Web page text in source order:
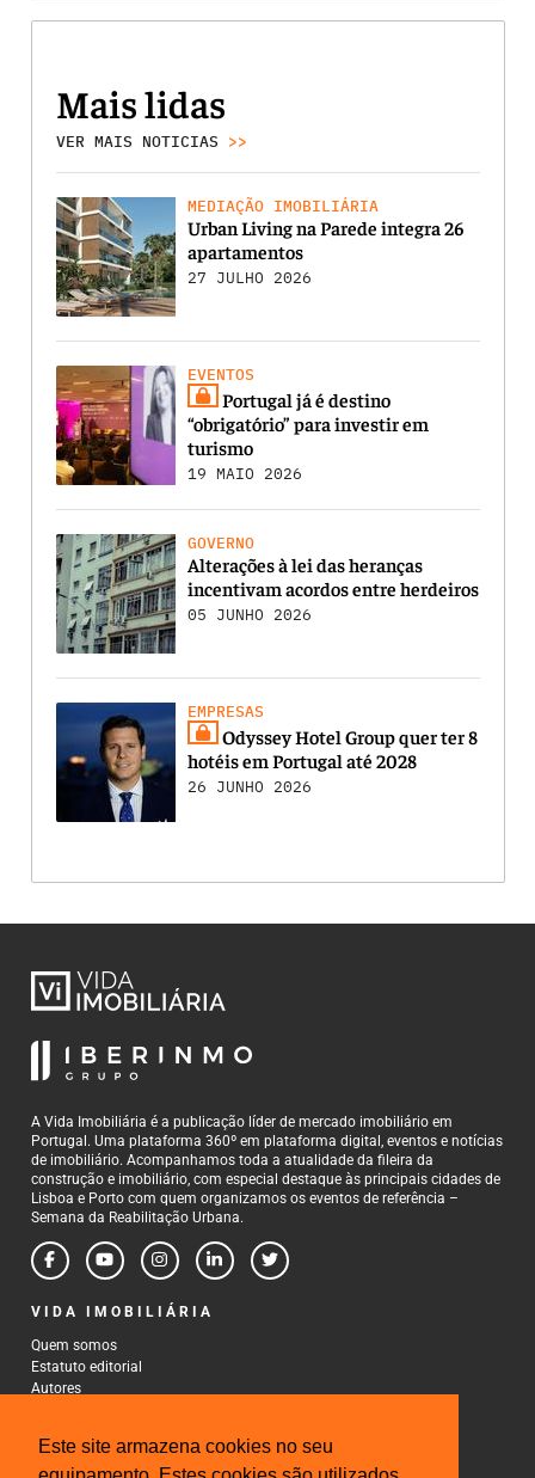
Este site armazena cookies no seu
Mais lidas
VER MAIS NOTICIAS >>
MEDIAÇÃO IMOBILIÁRIA
Urban Living na Parede integra 26
apartamentos
27 JULHO 2026
EVENTOS
Portugal já é destino
“obrigatório” para investir em
turismo
19 MAIO 2026
GOVERNO
Alterações à lei das heranças
incentivam acordos entre herdeiros
05 JUNHO 2026
EMPRESAS
Odyssey Hotel Group quer ter 8
hotéis em Portugal até 2028
26 JUNHO 2026
A Vida Imobiliária é a publicação líder de mercado imobiliário em
Portugal. Uma plataforma 360º em plataforma digital, eventos e notícias
de imobiliário. Acompanhamos toda a atualidade da fileira da
construção e imobiliário, com especial destaque às principais cidades de
Lisboa e Porto com quem organizamos os eventos de referência –
Semana da Reabilitação Urbana.
VIDA IMOBILIÁRIA
Quem somos
Estatuto editorial
Autores
CONTACTOS